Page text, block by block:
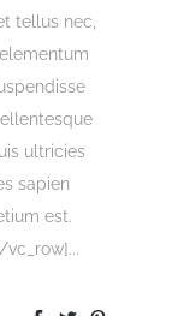
tellus nec,
ultricies
sapien
est.